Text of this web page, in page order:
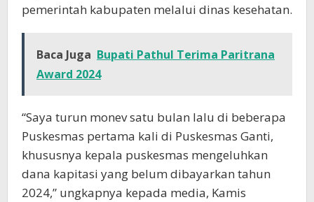
pemerintah kabupaten melalui dinas kesehatan.
Baca Juga Bupati Pathul Terima Paritrana
Award 2024
“Saya turun monev satu bulan lalu di beberapa
Puskesmas pertama kali di Puskesmas Ganti,
khususnya kepala puskesmas mengeluhkan
dana kapitasi yang belum dibayarkan tahun
2024,” ungkapnya kepada media, Kamis